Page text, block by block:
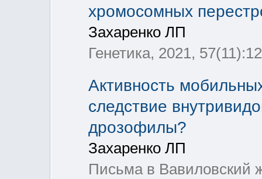
хромосомных
Захаренко ЛП
Генетика, 2021,
Активность
следствие
дрозофилы?
Захаренко ЛП
Письма в Вавиловский